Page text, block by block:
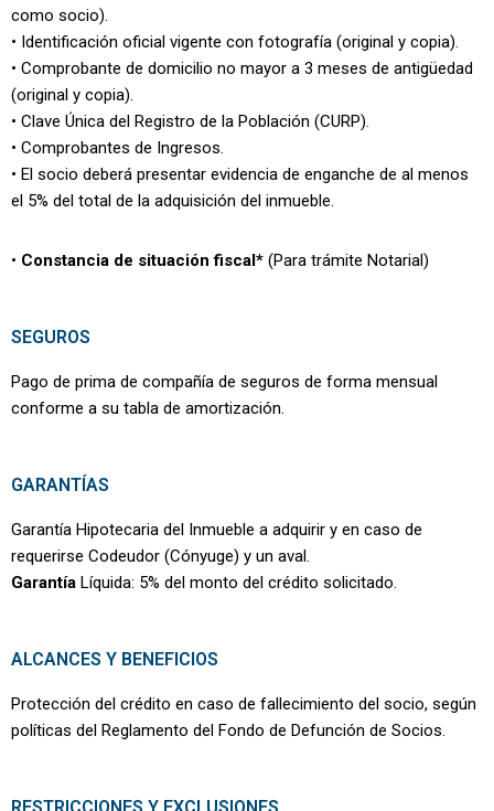
como socio).
• Identificación oficial vigente con fotografía (original y copia).
• Comprobante de domicilio no mayor a 3 meses de antigüedad
(original y copia).
• Clave Única del Registro de la Población (CURP).
• Comprobantes de Ingresos.
• El socio deberá presentar evidencia de enganche de al menos
el 5% del total de la adquisición del inmueble.
• Constancia de situación fiscal* (Para trámite Notarial)
SEGUROS
Pago de prima de compañía de seguros de forma mensual
conforme a su tabla de amortización.
GARANTÍAS
Garantía Hipotecaria del Inmueble a adquirir y en caso de
requerirse Codeudor (Cónyuge) y un aval.
Garantía Líquida: 5% del monto del crédito solicitado.
ALCANCES Y BENEFICIOS
Protección del crédito en caso de fallecimiento del socio, según
políticas del Reglamento del Fondo de Defunción de Socios.
RESTRICCIONES Y EXCLUSIONES